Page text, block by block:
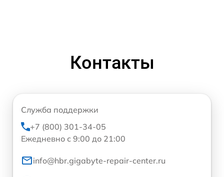
Контакты
Служба поддержки
+7 (800) 301-34-05
Ежедневно с 9:00 до 21:00
info@hbr.gigabyte-repair-center.ru